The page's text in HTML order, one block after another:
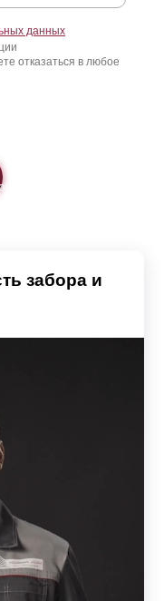
данных
отказаться в любое
забора и